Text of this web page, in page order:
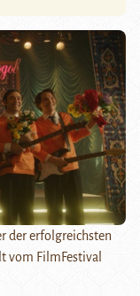
der erfolgreichsten
vom FilmFestival